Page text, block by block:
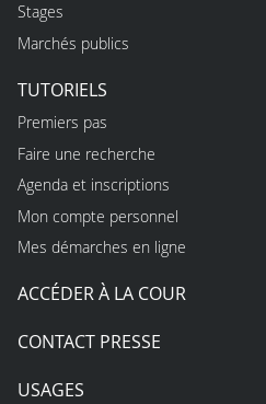
Stages
Marchés publics
TUTORIELS
Premiers pas
Faire une recherche
Agenda et inscriptions
Mon compte personnel
Mes démarches en ligne
ACCÉDER À LA COUR
CONTACT PRESSE
USAGES